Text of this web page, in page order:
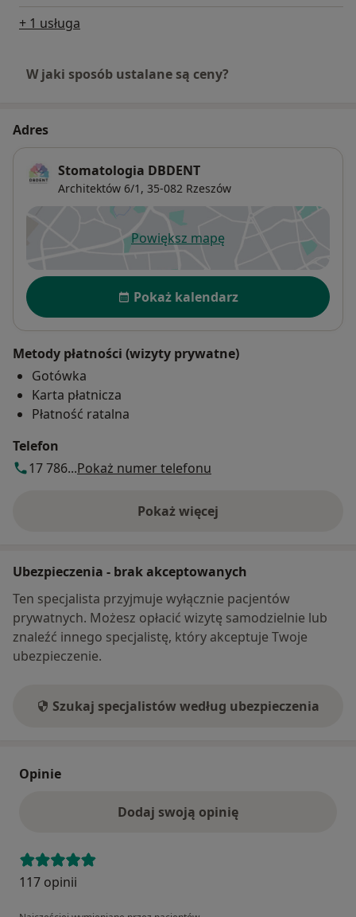
+ 1 usługa
W jaki sposób ustalane są ceny?
Adres
Stomatologia DBDENT
Architektów 6/1, 35-082 Rzeszów
Powiększ mapęotwiera się w nowej karcie
Dostępność
Pokaż kalendarz
Metody płatności (wizyty prywatne)
Gotówka
Karta płatnicza
Płatność ratalna
Telefon
17 786...Pokaż numer telefonu
Pokaż więcej
o adresie
Ubezpieczenia - brak akceptowanych
Ten specjalista przyjmuje wyłącznie pacjentów
prywatnych. Możesz opłacić wizytę samodzielnie lub
znaleźć innego specjalistę, który akceptuje Twoje
ubezpieczenie.
Szukaj specjalistów według ubezpieczenia
Opinie
Dodaj swoją opinię
117 opinii